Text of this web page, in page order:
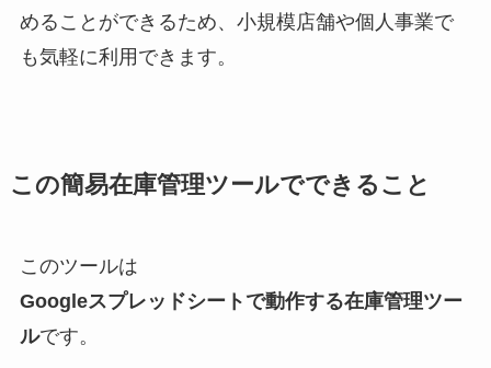
めることができるため、小規模店舗や個人事業で
も気軽に利用できます。
この簡易在庫管理ツールでできること
このツールは
Googleスプレッドシートで動作する在庫管理ツー
ルです。